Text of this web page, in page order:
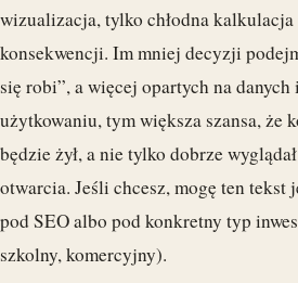
wizualizacja, tylko chłodna
konsekwencji. Im mniej decyzji
się robi”, a więcej opartych na danych
użytkowaniu, tym większa szansa, że
będzie żył, a nie tylko dobrze
otwarcia. Jeśli chcesz, mogę ten tekst
pod SEO albo pod konkretny typ
szkolny, komercyjny).